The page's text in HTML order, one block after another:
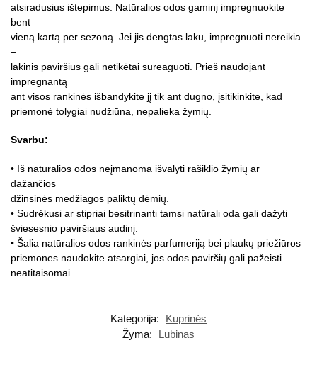
atsiradusius ištepimus. Natūralios odos gaminį impregnuokite
bent
vieną kartą per sezoną. Jei jis dengtas laku, impregnuoti nereikia
–
lakinis paviršius gali netikėtai sureaguoti. Prieš naudojant
impregnantą
ant visos rankinės išbandykite jį tik ant dugno, įsitikinkite, kad
priemonė tolygiai nudžiūna, nepalieka žymių.
Svarbu:
• Iš natūralios odos neįmanoma išvalyti rašiklio žymių ar
dažančios
džinsinės medžiagos paliktų dėmių.
• Sudrėkusi ar stipriai besitrinanti tamsi natūrali oda gali dažyti
šviesesnio paviršiaus audinį.
• Šalia natūralios odos rankinės parfumeriją bei plaukų priežiūros
priemones naudokite atsargiai, jos odos paviršių gali pažeisti
neatitaisomai.
Kategorija:
Kuprinės
Žyma:
Lubinas